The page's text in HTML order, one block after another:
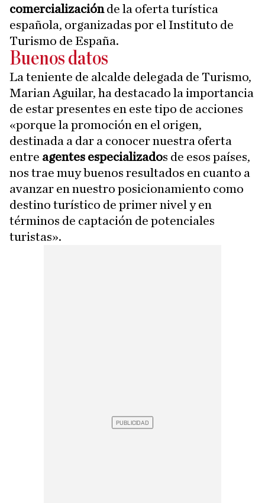
comercializaciónde la oferta turística
española, organizadas por el Instituto de
Turismo de España.
Buenos datos
La teniente de alcalde delegada de Turismo,
Marian Aguilar, ha destacado la importancia
de estar presentes en este tipo de acciones
«porque la promoción en el origen,
destinada a dar a conocer nuestra oferta
entre agentes especializados de esos países,
nos trae muy buenos resultados en cuanto a
avanzar en nuestro posicionamiento como
destino turístico de primer nivel y en
términos de captación de potenciales
turistas».